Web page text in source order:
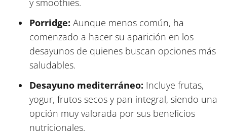
y smoothies.
Porridge: Aunque menos común, ha
comenzado a hacer su aparición en los
desayunos de quienes buscan opciones más
saludables.
Desayuno mediterráneo: Incluye frutas,
yogur, frutos secos y pan integral, siendo una
opción muy valorada por sus beneficios
nutricionales.